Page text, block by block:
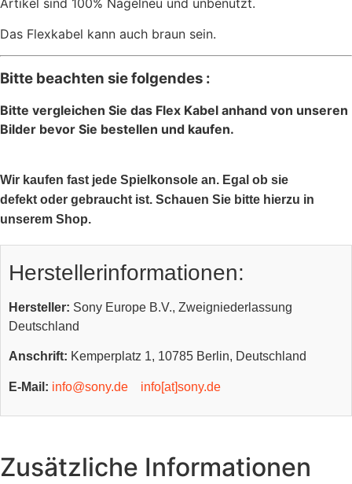
Das Flexkabel kann auch braun sein.
Bitte beachten sie folgendes :
Bitte vergleichen Sie das Flex Kabel anhand von unseren
Bilder bevor Sie bestellen und kaufen.
Wir kaufen fast jede Spielkonsole an. Egal ob sie
defekt oder gebraucht ist. Schauen Sie bitte hierzu in
unserem Shop.
Herstellerinformationen:
Hersteller: Sony Europe B.V., Zweigniederlassung
Deutschland
Anschrift: Kemperplatz 1, 10785 Berlin, Deutschland
E-Mail: info@sony.de info[at]sony.de
Zusätzliche Informationen